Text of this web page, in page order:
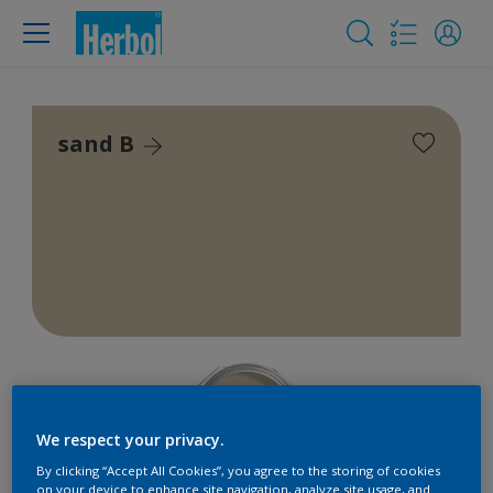
sand B
We respect your privacy.
By clicking “Accept All Cookies”, you agree to the storing of cookies
on your device to enhance site navigation, analyze site usage, and